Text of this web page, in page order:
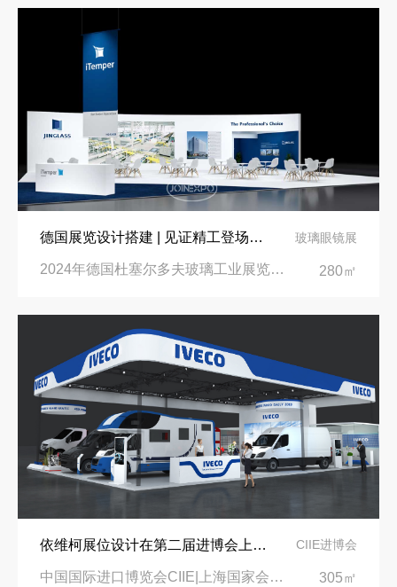
德国展览设计搭建 | 见证精工登场玻璃工业展览会 Glasstec 2024 玻璃眼镜展
2024年德国杜塞尔多夫玻璃工业展览会Glasstec|德国杜塞尔多夫会展中心 280㎡
依维柯展位设计在第二届进博会上吸引万千瞩目 CIIE进博会
中国国际进口博览会CIIE|上海国家会展中心 305㎡